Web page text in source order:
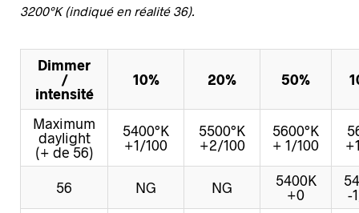
3200°K (indiqué en réalité 36).
Dimmer
/
intensité
10% 20% 50%
Maximum
daylight
(+ de 56)
5400°K
+1/100
5500°K
+2/100
5600°K
+ 1/100
56 NG NG
5400K
+0
-